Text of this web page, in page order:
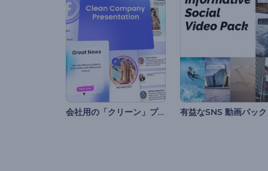
会社用の「クリーン」プレゼンテーション 有益なSNS 動画パック